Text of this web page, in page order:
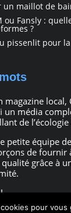
un maillot de
ou Fansly :
?
pissenlit pour
magazine local,
un média
de
petite équipe
de fournir
grâce à
pour vous